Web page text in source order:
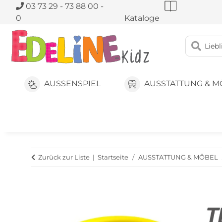
03 73 29 - 73 88 00 -
0
Kataloge
AUSSENSPIEL AUSSTATTUNG &
Zurück zur Liste Startseite AUSSTATTUNG & MÖBEL